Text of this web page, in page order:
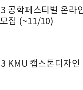
공학페스티벌 온라
집 (~11/10)
KMU 캡스톤디자인